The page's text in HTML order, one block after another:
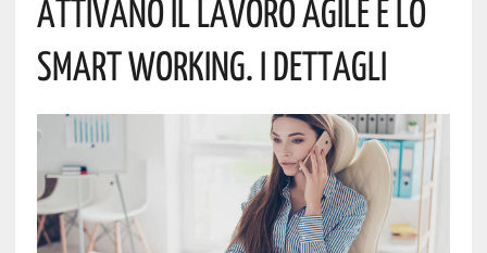
Attivano Il Lavoro Agile E Lo
Smart Working. I Dettagli